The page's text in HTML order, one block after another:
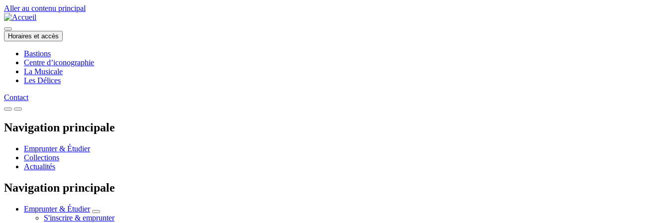
Aller au contenu principal
Horaires et accès
Bastions
Centre d’iconographie
La Musicale
Les Délices
Contact
Navigation principale
Emprunter & Étudier
Collections
Actualités
Navigation principale
Emprunter & Étudier
S'inscrire & emprunter